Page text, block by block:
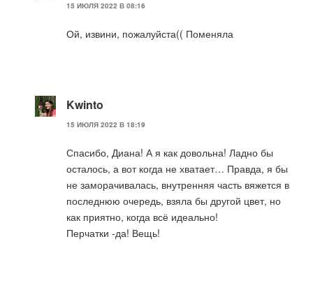
15 ИЮЛЯ 2022 В 08:16
Ой, извини, пожалуйста(( Поменяла
Kwinto
15 ИЮЛЯ 2022 В 18:19
Спасибо, Диана! А я как довольна! Ладно бы
осталось, а вот когда не хватает… Правда, я бы
не заморачивалась, внутренняя часть вяжется в
последнюю очередь, взяла бы другой цвет, но
как приятно, когда всё идеально!
Перчатки -да! Вещь!